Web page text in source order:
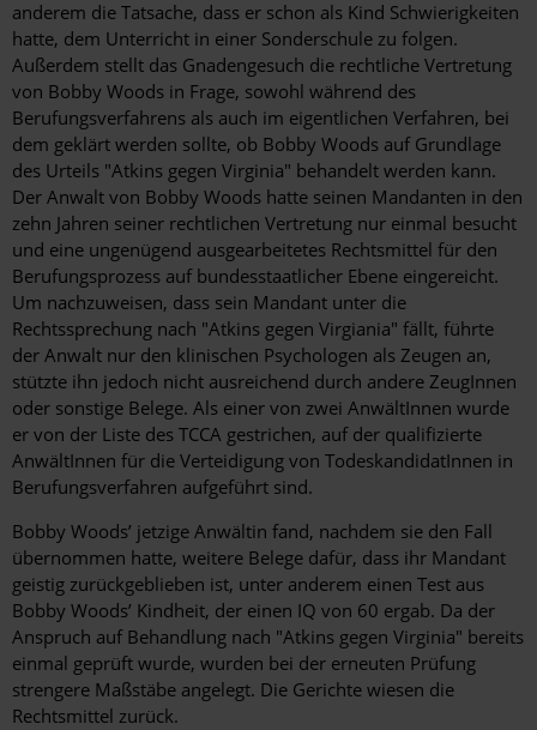
anderem die Tatsache, dass er schon als Kind Schwierigkeiten
hatte, dem Unterricht in einer Sonderschule zu folgen.
Außerdem stellt das Gnadengesuch die rechtliche Vertretung
von Bobby Woods in Frage, sowohl während des
Berufungsverfahrens als auch im eigentlichen Verfahren, bei
dem geklärt werden sollte, ob Bobby Woods auf Grundlage
des Urteils "Atkins gegen Virginia" behandelt werden kann.
Der Anwalt von Bobby Woods hatte seinen Mandanten in den
zehn Jahren seiner rechtlichen Vertretung nur einmal besucht
und eine ungenügend ausgearbeitetes Rechtsmittel für den
Berufungsprozess auf bundesstaatlicher Ebene eingereicht.
Um nachzuweisen, dass sein Mandant unter die
Rechtssprechung nach "Atkins gegen Virgiania" fällt, führte
der Anwalt nur den klinischen Psychologen als Zeugen an,
stützte ihn jedoch nicht ausreichend durch andere ZeugInnen
oder sonstige Belege. Als einer von zwei AnwältInnen wurde
er von der Liste des TCCA gestrichen, auf der qualifizierte
AnwältInnen für die Verteidigung von TodeskandidatInnen in
Berufungsverfahren aufgeführt sind.
Bobby Woods’ jetzige Anwältin fand, nachdem sie den Fall
übernommen hatte, weitere Belege dafür, dass ihr Mandant
geistig zurückgeblieben ist, unter anderem einen Test aus
Bobby Woods’ Kindheit, der einen IQ von 60 ergab. Da der
Anspruch auf Behandlung nach "Atkins gegen Virginia" bereits
einmal geprüft wurde, wurden bei der erneuten Prüfung
strengere Maßstäbe angelegt. Die Gerichte wiesen die
Rechtsmittel zurück.